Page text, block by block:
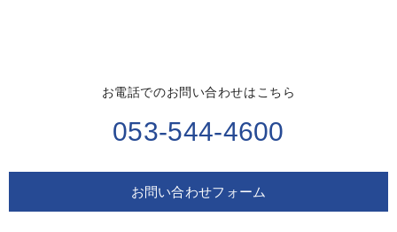
お電話でのお問い合わせはこちら
053-544-4600
お問い合わせフォーム